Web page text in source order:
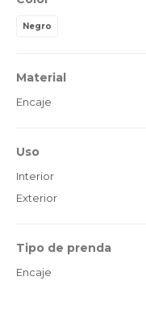
Negro
Material
Encaje
Uso
Interior
Exterior
Tipo de prenda
Encaje